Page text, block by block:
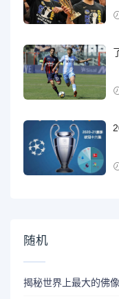
随机
揭秘世界上最大的佛